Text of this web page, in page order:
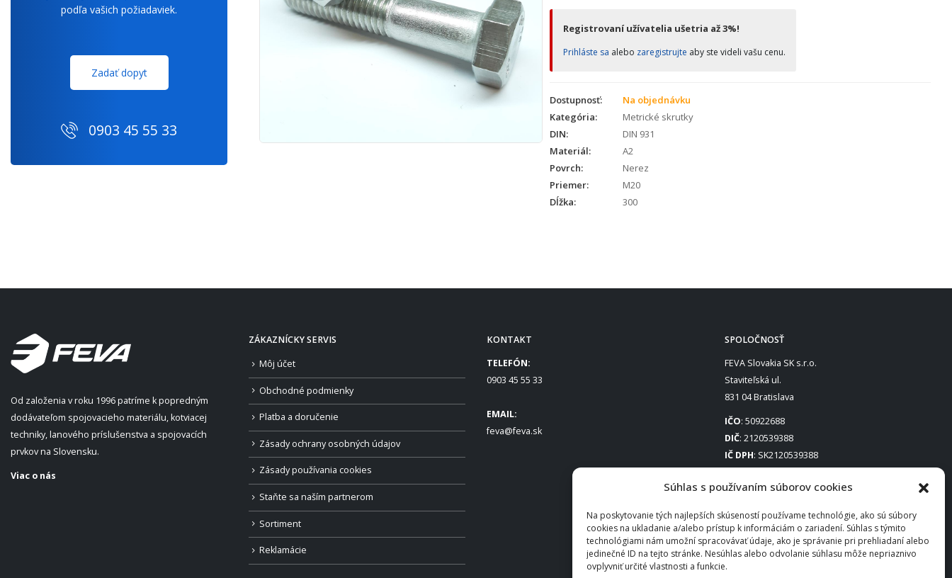
Súhlas s používaním súborov cookies
Na poskytovanie tých najlepších skúseností používame technológie, ako sú súbory
cookies na ukladanie a/alebo prístup k informáciám o zariadení. Súhlas s týmito
technológiami nám umožní spracovávať údaje, ako je správanie pri prehliadaní alebo
jedinečné ID na tejto stránke. Nesúhlas alebo odvolanie súhlasu môže nepriaznivo
ovplyvniť určité vlastnosti a funkcie.
Registrovaní užívatelia ušetria až 3%!
Prihláste sa alebo zaregistrujte aby ste videli vašu cenu.
Dostupnosť:
Na objednávku
Kategória:
Metrické skrutky
DIN:
DIN 931
Materiál:
A2
Povrch:
Nerez
Priemer:
M20
Dĺžka:
300
podľa vašich požiadaviek.
Zadať dopyt
0903 45 55 33
Od založenia v roku 1996 patríme k popredným
dodávateľom spojovacieho materiálu, kotviacej
techniky, lanového príslušenstva a spojovacích
prvkov na Slovensku.
Viac o nás
ZÁKAZNÍCKY SERVIS
Môj účet
Obchodné podmienky
Platba a doručenie
Zásady ochrany osobných údajov
Zásady používania cookies
Staňte sa naším partnerom
Sortiment
Reklamácie
KONTAKT
TELEFÓN:
0903 45 55 33
EMAIL:
feva@feva.sk
SPOLOČNOSŤ
FEVA Slovakia SK s.r.o.
Staviteľská ul.
831 04 Bratislava
IČO: 50922688
DIČ: 2120539388
IČ DPH: SK2120539388